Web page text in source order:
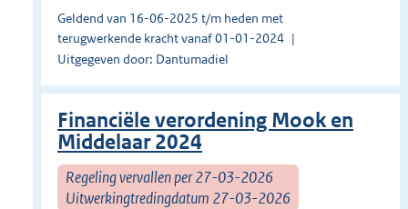
Geldend van 16-06-2025 t/m heden met
terugwerkende kracht vanaf 01-01-2024
Uitgegeven door: Dantumadiel
Financiële verordening Mook en
Middelaar 2024
Regeling vervallen per 27-03-2026
Uitwerkingtredingdatum 27-03-2026